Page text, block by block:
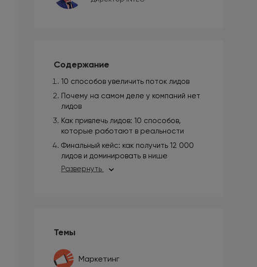
Содержание
10 способов увеличить поток лидов
Почему на самом деле у компаний нет
лидов
Как привлечь лидов: 10 способов,
которые работают в реальности
Финальный кейс: как получить 12 000
лидов и доминировать в нише
Развернуть
Темы
Маркетинг